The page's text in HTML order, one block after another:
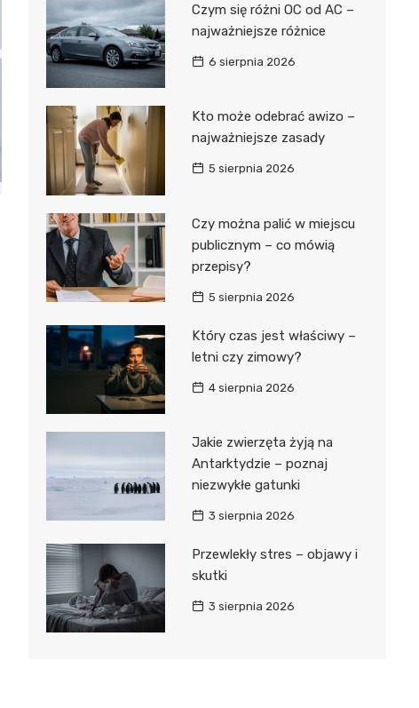
Czym się różni OC od AC –
najważniejsze różnice
6 sierpnia 2026
Kto może odebrać awizo –
najważniejsze zasady
5 sierpnia 2026
Czy można palić w miejscu
publicznym – co mówią
przepisy?
5 sierpnia 2026
Który czas jest właściwy –
letni czy zimowy?
4 sierpnia 2026
Jakie zwierzęta żyją na
Antarktydzie – poznaj
niezwykłe gatunki
3 sierpnia 2026
Przewlekły stres – objawy i
skutki
3 sierpnia 2026